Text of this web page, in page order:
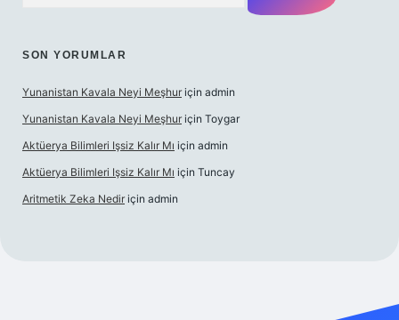
SON YORUMLAR
Yunanistan Kavala Neyi Meşhur için admin
Yunanistan Kavala Neyi Meşhur için Toygar
Aktüerya Bilimleri Işsiz Kalır Mı için admin
Aktüerya Bilimleri Işsiz Kalır Mı için Tuncay
Aritmetik Zeka Nedir için admin